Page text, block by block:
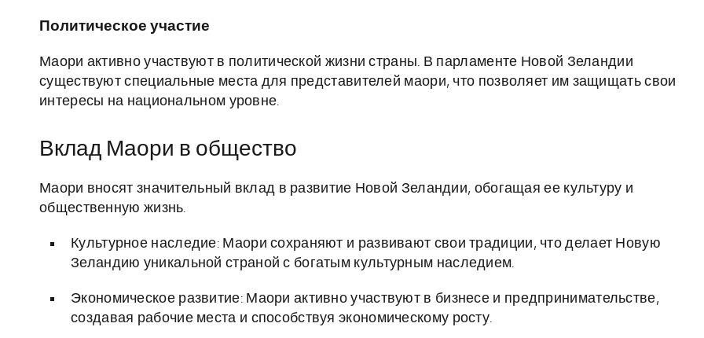
Политическое участие
Маори активно участвуют в политической жизни страны. В парламенте Новой Зеландии
существуют специальные места для представителей маори, что позволяет им защищать свои
интересы на национальном уровне.
Вклад Маори в общество
Маори вносят значительный вклад в развитие Новой Зеландии, обогащая ее культуру и
общественную жизнь.
Культурное наследие: Маори сохраняют и развивают свои традиции, что делает Новую
Зеландию уникальной страной с богатым культурным наследием.
Экономическое развитие: Маори активно участвуют в бизнесе и предпринимательстве,
создавая рабочие места и способствуя экономическому росту.